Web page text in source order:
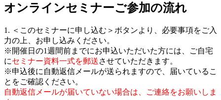
オンラインセミナーご参加の流れ
1. ＜このセミナーに申し込む＞ボタンより、必要事項をご入
力の上、お申し込みください。
※開催日の1週間前までにお申込いただいた方には、ご自宅
にセミナー資料一式を郵送させていただきます。
※申込後に自動返信メールが送られますので、届いているこ
とをご確認ください。
自動返信メールが届いていない場合は、ご連絡をお願いしま